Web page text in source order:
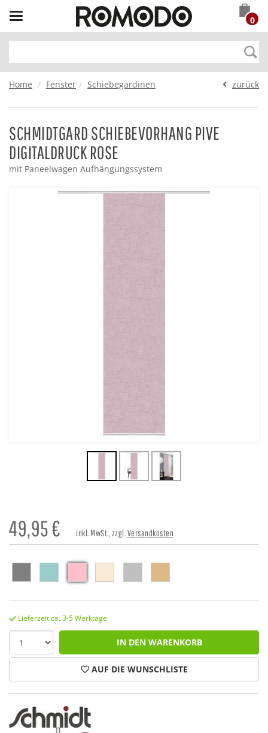
Toggle
navigation
0
Home Fenster Schiebegardinen zurück
SCHMIDTGARD SCHIEBEVORHANG PIVE
DIGITALDRUCK ROSE
mit Paneelwagen Aufhängungssystem
49,95€ inkl. MwSt., zzgl.Versandkosten
Lieferzeit ca. 3-5 Werktage
IN DEN WARENKORB
AUF DIE WUNSCHLISTE